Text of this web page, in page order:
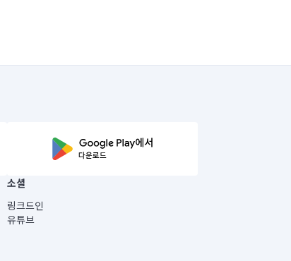
소셜
링크드인
유튜브